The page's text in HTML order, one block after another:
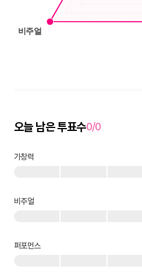
오늘 남은 투표수0/0
가창력
비주얼
퍼포먼스